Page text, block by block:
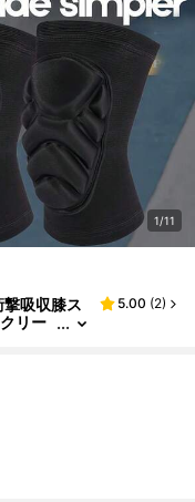
1/11
吸収膝ス
リー
フロ
きパッ
ケットボ
ッド、ス
(ラー
5.00 (2)